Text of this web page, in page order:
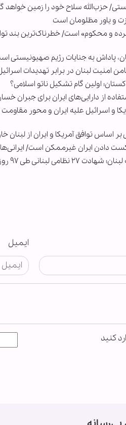
حزب‌الله سلاح خود را زمین
و یاور مظلومان است
و محکوم» است/ خطرناک‌ترین بند
پاداش به جنایات رژیم صهیونیستی
امنیت لبنان در برابر تهدیدات
اولین گام تشکیل ناتو اسلامی؟
از دارایی‌های ایران برای جبران
و اسرائیل علیه ایران و محور
اساس توافق آمریکا و ایران از لبنان
دادن ایران غیرممکن است/ ایرانی‌ها
لبنانی طی ۹۷ روز
ایمیل
کنید